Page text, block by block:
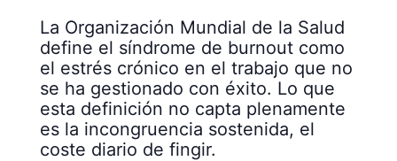
La Organización Mundial de la Salud
define el síndrome de burnout como
el estrés crónico en el trabajo que no
se ha gestionado con éxito. Lo que
esta definición no capta plenamente
es la incongruencia sostenida, el
coste diario de fingir.